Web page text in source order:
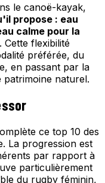
le canoë-kayak,
propose : eau
calme pour la
. Cette flexibilité
préférée, du
en passant par la
naturel.
ce top 10 des
La progression est
par rapport à
particulièrement
du rugby féminin,